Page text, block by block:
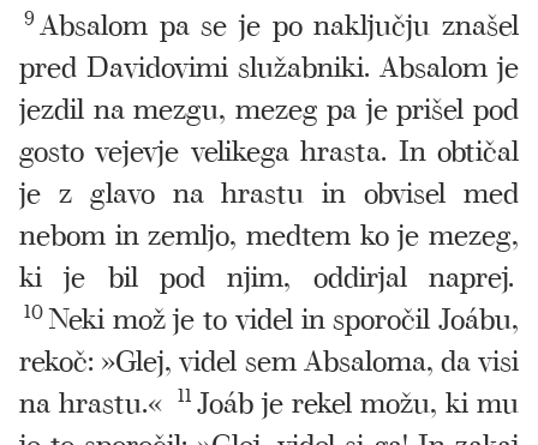
9 Absalom pa se je po naključju znašel
pred Davidovimi služabniki. Absalom je
jezdil na mezgu, mezeg pa je prišel pod
gosto vejevje velikega hrasta. In obtičal
je z glavo na hrastu in obvisel med
nebom in zemljo, medtem ko je mezeg,
ki je bil pod njim, oddirjal naprej.
10Neki mož je to videl in sporočil Joábu,
rekoč: »Glej, videl sem Absaloma, da visi
na hrastu.« 11 Joáb je rekel možu, ki mu